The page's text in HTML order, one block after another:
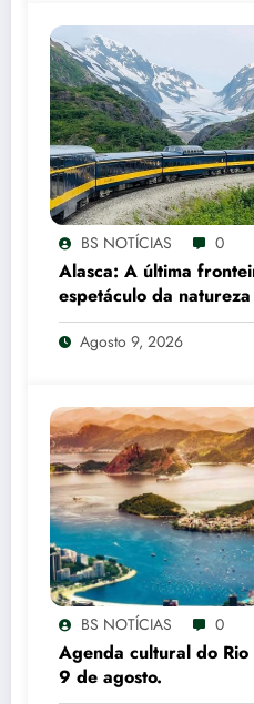
BS NOTÍCIAS 0
Alasca: A última
espetáculo da
Agosto 9, 2026
BS NOTÍCIAS 0
Agenda cultural do
9 de agosto.